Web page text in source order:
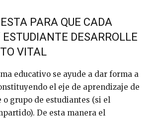
PARA QUE CADA
ESTUDIANTE DESARROLLE
VITAL
educativo se ayude a dar forma a
el eje de aprendizaje de
o grupo de estudiantes (si el
De esta manera el